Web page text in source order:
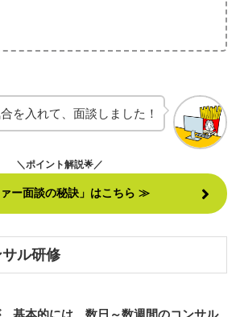
を入れて、面談しました！
＼ポイント解説🌟／
ァー面談の秘訣」はこちら ≫
ル研修
基本的には、数日～数週間のコンサル